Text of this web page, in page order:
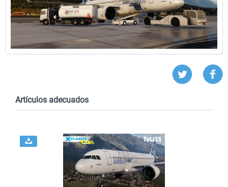
Artículos adecuados